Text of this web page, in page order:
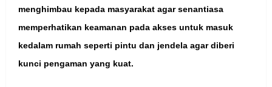
menghimbau kepada masyarakat agar senantiasa
memperhatikan keamanan pada akses untuk masuk
kedalam rumah seperti pintu dan jendela agar diberi
kunci pengaman yang kuat.